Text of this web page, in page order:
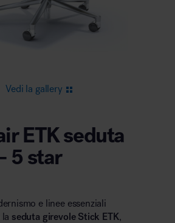
Vedi la gallery
ETK seduta
5 star
e linee essenziali
seduta girevole Stick ETK,